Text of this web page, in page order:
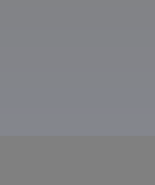
iar plaja și